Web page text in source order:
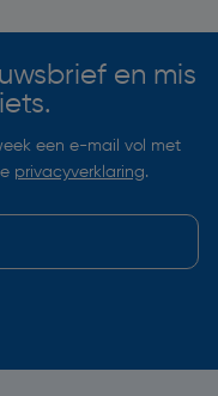
en mis
een e-mail vol met
privacyverklaring.